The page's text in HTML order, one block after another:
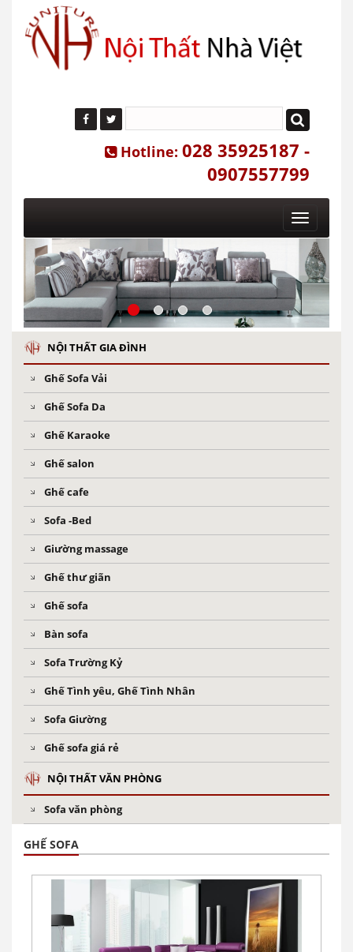
Hotline: 028 35925187 -
0907557799
Toggle
NỘI THẤT GIA ĐÌNH
Ghế Sofa Vải
Ghế Sofa Da
Ghế Karaoke
Ghế salon
Ghế cafe
Sofa -Bed
Giường massage
Ghế thư giãn
Ghế sofa
Bàn sofa
Sofa Trường Kỷ
Ghế Tình yêu, Ghế Tình Nhân
Sofa Giường
Ghế sofa giá rẻ
NỘI THẤT VĂN PHÒNG
Sofa văn phòng
GHẾ SOFA